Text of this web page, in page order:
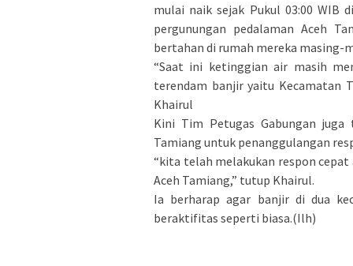
mulai naik sejak Pukul 03:00
pergunungan pedalaman Aceh
bertahan di rumah mereka masing-
“Saat ini ketinggian air masih
terendam banjir yaitu Kecamatan
Khairul
Kini Tim Petugas Gabungan
Tamiang untuk penanggulangan
“kita telah melakukan respon
Aceh Tamiang,” tutup Khairul.
Ia berharap agar banjir di dua
beraktifitas seperti biasa.(Ilh)